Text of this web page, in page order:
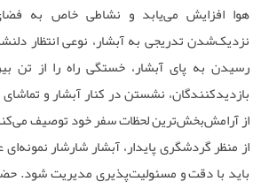
هوا افزایش می‌یابد و نشاطی خاص به
نزدیک‌شدن تدریجی به آبشار، نوعی انتظار
رسیدن به پای آبشار، خستگی راه را از تن
بازدیدکنندگان، نشستن در کنار آبشار و
از آرامش‌بخش‌ترین لحظات سفر خود توصیف
از منظر گردشگری پایدار، آبشار شارشار
باید با دقت و مسئولیت‌پذیری مدیریت شود.